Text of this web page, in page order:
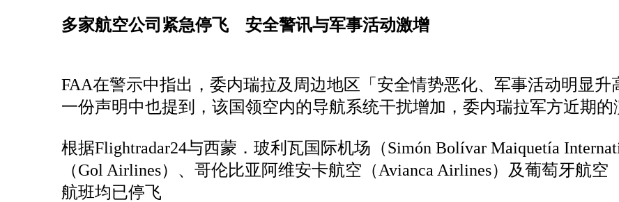
多家航空公司紧急停飞 安全警讯与军事活动激增
FAA在警示中指出，委内瑞拉及周边地区「安全情势恶化、军事活动明显
一份声明中也提到，该国领空内的导航系统干扰增加，委内瑞拉军方近期的
根据Flightradar24与西蒙．玻利瓦国际机场（Simón Bolívar Maiquetía
（Gol Airlines）、哥伦比亚阿维安卡航空（Avianca Airlines）及葡萄牙航空
航班均已停飞